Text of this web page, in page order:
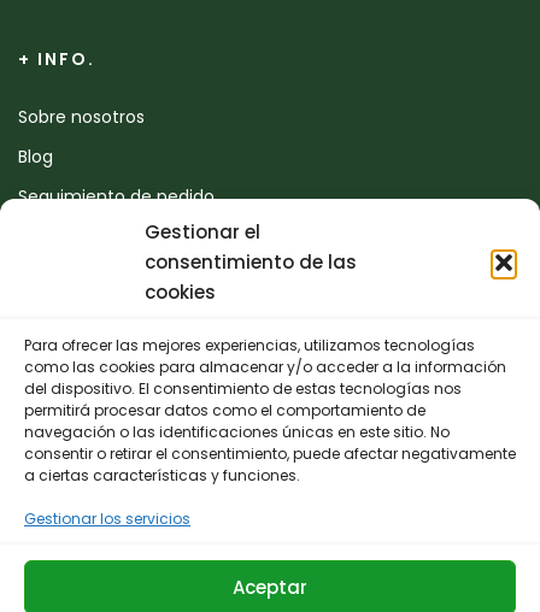
Gestionar el
consentimiento de las
cookies
Para ofrecer las mejores experiencias, utilizamos tecnologías
como las cookies para almacenar y/o acceder a la información
del dispositivo. El consentimiento de estas tecnologías nos
permitirá procesar datos como el comportamiento de
navegación o las identificaciones únicas en este sitio. No
consentir o retirar el consentimiento, puede afectar negativamente
a ciertas características y funciones.
Gestionar los servicios
Aceptar
+ INFO.
Sobre nosotros
Blog
Seguimiento de pedido
CONTACTO
942 25 50 54
Polígono de Trascueto, parcela 4, 39600 Revilla de
Camargo, Cantabria
info@fernando-santamaria.com